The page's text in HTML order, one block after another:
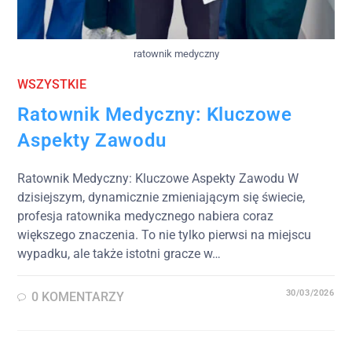
ratownik medyczny
WSZYSTKIE
Ratownik Medyczny: Kluczowe
Aspekty Zawodu
Ratownik Medyczny: Kluczowe Aspekty Zawodu W
dzisiejszym, dynamicznie zmieniającym się świecie,
profesja ratownika medycznego nabiera coraz
większego znaczenia. To nie tylko pierwsi na miejscu
wypadku, ale także istotni gracze w…
0 KOMENTARZY 30/03/2026